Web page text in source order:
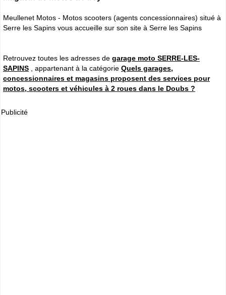
Meullenet Motos - Motos scooters (agents concessionnaires) situé à
Serre les Sapins vous accueille sur son site à Serre les Sapins
Retrouvez toutes les adresses de garage moto SERRE-LES-
SAPINS , appartenant à la catégorie Quels garages,
concessionnaires et magasins proposent des services pour
motos, scooters et véhicules à 2 roues dans le Doubs ?
Publicité